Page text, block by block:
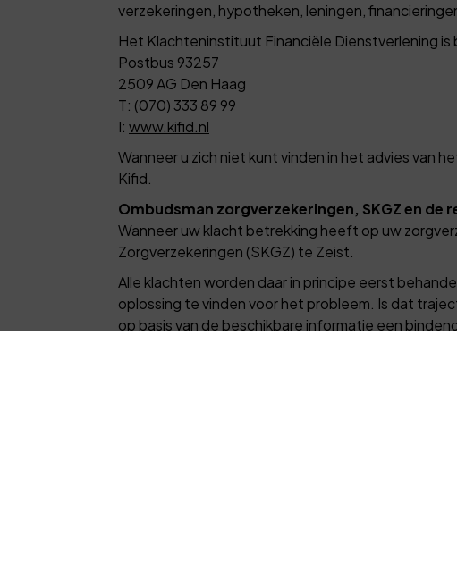
verzekeringen, hypotheken, leningen,
Het Klachteninstituut Financiële Dienstverlening is
Postbus 93257
2509 AG Den Haag
T: (070) 333 89 99
I: www.kifid.nl
Wanneer u zich niet kunt vinden in het advies van
Kifid.
Ombudsman zorgverzekeringen, SKGZ en de
Wanneer uw klacht betrekking heeft op uw
Zorgverzekeringen (SKGZ) te Zeist.
Alle klachten worden daar in principe eerst
oplossing te vinden voor het probleem. Is dat
op basis van de beschikbare informatie een